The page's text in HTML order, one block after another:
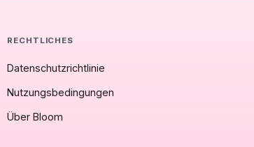
RECHTLICHES
Datenschutzrichtlinie
Nutzungsbedingungen
Über Bloom